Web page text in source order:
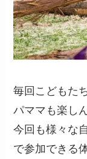
毎回こどもた
パママも楽し
今回も様々な
で参加できる